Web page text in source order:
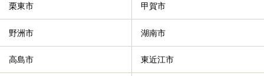
栗東市 甲賀市
野洲市 湖南市
高島市 東近江市